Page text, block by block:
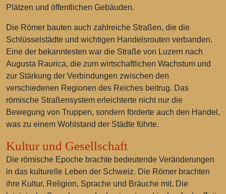
Plätzen und öffentlichen Gebäuden.
Die Römer bauten auch zahlreiche Straßen, die die
Schlüsselstädte und wichtigen Handelsrouten verbanden.
Eine der bekanntesten war die Straße von Luzern nach
Augusta Raurica, die zum wirtschaftlichen Wachstum und
zur Stärkung der Verbindungen zwischen den
verschiedenen Regionen des Reiches beitrug. Das
römische Straßensystem erleichterte nicht nur die
Bewegung von Truppen, sondern förderte auch den Handel,
was zu einem Wohlstand der Städte führte.
Kultur und Gesellschaft
Die römische Epoche brachte bedeutende Veränderungen
in das kulturelle Leben der Schweiz. Die Römer brachten
ihre Kultur, Religion, Sprache und Bräuche mit. Die